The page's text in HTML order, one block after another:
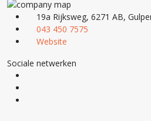
19a Rijksweg, 6271 AB,
043 450 7575
Website
Sociale netwerken